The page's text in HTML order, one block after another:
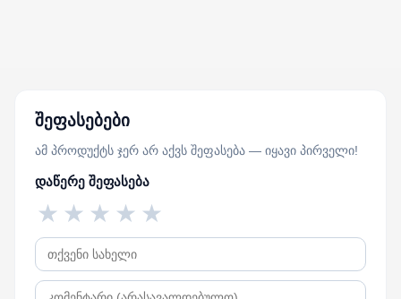
შეფასებები
ამ პროდუქტს ჯერ არ აქვს შეფასება — იყავი პირველი!
დაწერე შეფასება
★
★
★
★
★